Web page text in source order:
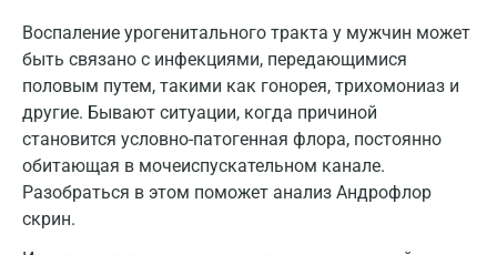
Воспаление урогенитального тракта у мужчин может
быть связано с инфекциями, передающимися
половым путем, такими как гонорея, трихомониаз и
другие. Бывают ситуации, когда причиной
становится условно-патогенная флора, постоянно
обитающая в мочеиспускательном канале.
Разобраться в этом поможет анализ Андрофлор
скрин.